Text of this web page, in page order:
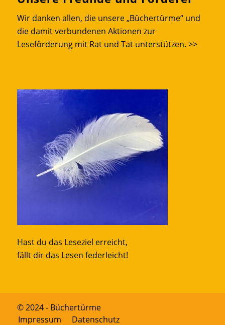
Wir danken allen, die unsere „Büchertürme“ und
die damit verbundenen Aktionen zur
Leseförderung mit Rat und Tat unterstützen. >>
Hast du das Leseziel erreicht,
fällt dir das Lesen federleicht!
© 2024 - Büchertürme
Impressum
Datenschutz